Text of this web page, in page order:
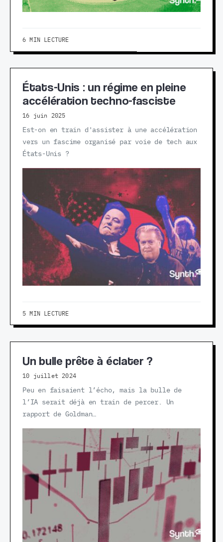
6 MIN LECTURE
États-Unis : un régime en pleine
accélération techno-fasciste
16 juin 2025
Est-on en train d'assister à une accélération
vers un fascime organisé par voie de tech aux
États-Unis ?
5 MIN LECTURE
Un bulle prête à éclater ?
10 juillet 2024
Peu en faisaient l’écho, mais la bulle de
l’IA serait déjà en train de percer. Un
rapport de Goldman…